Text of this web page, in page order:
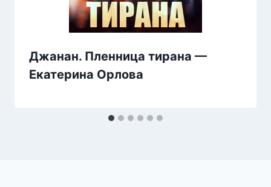
Джанан. Пленница тирана —
Екатерина Орлова